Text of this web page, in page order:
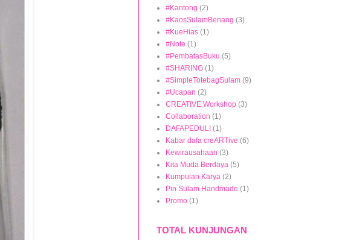
#Kantong (2)
#KaosSulamBenang (3)
#KueHias (1)
#Note (1)
#PembatasBuku (5)
#SHARING (1)
#SimpleTotebagSulam (9)
#Ucapan (2)
CREATIVE Workshop (3)
Collaboration (1)
DAFAPEDULI (1)
Kabar dafa creARTive (6)
Kewirausahaan (3)
Kita Muda Berdaya (5)
Kumpulan Karya (2)
Pin Sulam Handmade (1)
Promo (1)
TOTAL KUNJUNGAN